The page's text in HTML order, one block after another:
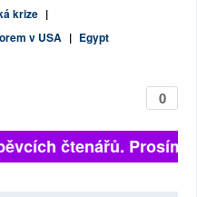
krize |
v USA | Egypt
0
čtenářů.